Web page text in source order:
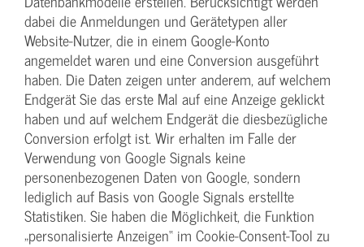
dabei die Anmeldungen und Gerätetypen aller
Website-Nutzer, die in einem Google-Konto
angemeldet waren und eine Conversion ausgeführt
haben. Die Daten zeigen unter anderem, auf welchem
Endgerät Sie das erste Mal auf eine Anzeige geklickt
haben und auf welchem Endgerät die diesbezügliche
Conversion erfolgt ist. Wir erhalten im Falle der
Verwendung von Google Signals keine
personenbezogenen Daten von Google, sondern
lediglich auf Basis von Google Signals erstellte
Statistiken. Sie haben die Möglichkeit, die Funktion
„personalisierte Anzeigen“ im Cookie-Consent-Tool zu